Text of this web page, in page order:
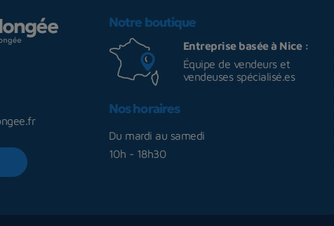
Notre boutique
Entreprise basée à Nice :
Équipe de vendeurs et
vendeuses spécialisé.es
Nos horaires
Du mardi au samedi
10h - 18h30